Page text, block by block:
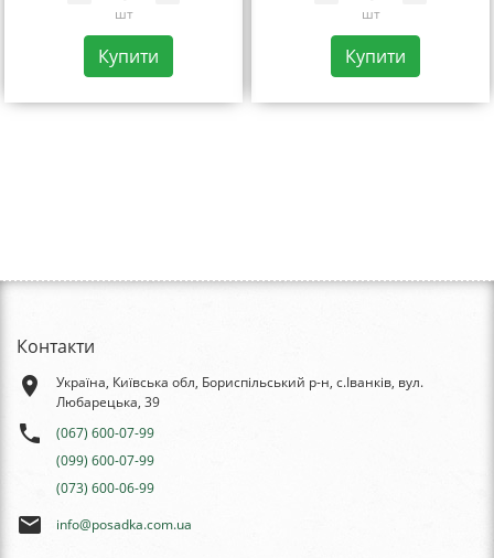
шт
Купити
шт
Купити
Контакти
place
Україна, Київська обл, Бориспільський р-н, с.Іванків, вул.
Любарецька, 39
phone
(067) 600-07-99
(099) 600-07-99
(073) 600-06-99
email info@posadka.com.ua